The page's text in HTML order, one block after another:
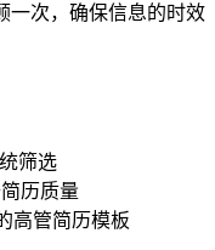
一次，确保信息的时效
筛选
历质量
高管简历模板